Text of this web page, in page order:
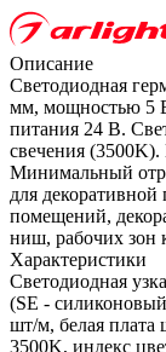
Описание
Светодиодная
мм, мощностью 5
питания 24 В.
свечения
Минимальный
для
помещений,
ниш, рабочих зон
Характеристики
Светодиодная
(SE -
шт/м, белая
3500K, индекс